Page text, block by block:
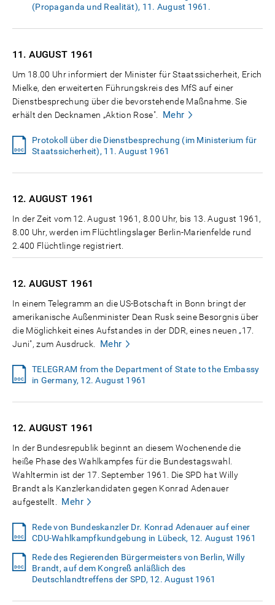
(Propaganda und Realität), 11. August 1961.
11. AUGUST 1961
Um 18.00 Uhr informiert der Minister für Staatssicherheit, Erich
Mielke, den erweiterten Führungskreis des MfS auf einer
Dienstbesprechung über die bevorstehende Maßnahme. Sie
erhält den Decknamen „Aktion Rose".
Mehr
Protokoll über die Dienstbesprechung (im Ministerium für
Staatssicherheit), 11. August 1961
12. AUGUST 1961
In der Zeit vom 12. August 1961, 8.00 Uhr, bis 13. August 1961,
8.00 Uhr, werden im Flüchtlingslager Berlin-Marienfelde rund
2.400 Flüchtlinge registriert.
12. AUGUST 1961
In einem Telegramm an die US-Botschaft in Bonn bringt der
amerikanische Außenminister Dean Rusk seine Besorgnis über
die Möglichkeit eines Aufstandes in der DDR, eines neuen „17.
Juni", zum Ausdruck.
Mehr
TELEGRAM from the Department of State to the Embassy
in Germany, 12. August 1961
12. AUGUST 1961
In der Bundesrepublik beginnt an diesem Wochenende die
heiße Phase des Wahlkampfes für die Bundestagswahl.
Wahltermin ist der 17. September 1961. Die SPD hat Willy
Brandt als Kanzlerkandidaten gegen Konrad Adenauer
aufgestellt.
Mehr
Rede von Bundeskanzler Dr. Konrad Adenauer auf einer
CDU-Wahlkampfkundgebung in Lübeck, 12. August 1961
Rede des Regierenden Bürgermeisters von Berlin, Willy
Brandt, auf dem Kongreß anläßlich des
Deutschlandtreffens der SPD, 12. August 1961